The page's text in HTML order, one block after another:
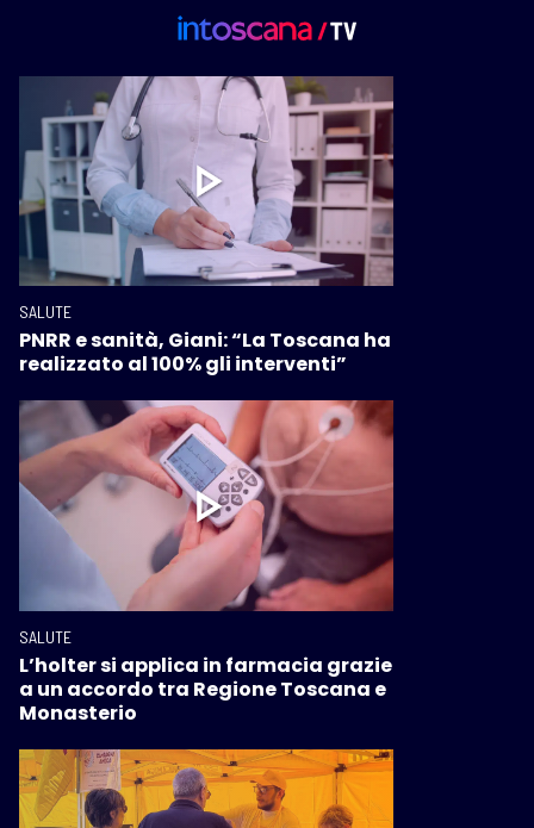
SALUTE
PNRR e sanità, Giani: “La Toscana ha
realizzato al 100% gli interventi”
SALUTE
L’holter si applica in farmacia grazie
a un accordo tra Regione Toscana e
Monasterio